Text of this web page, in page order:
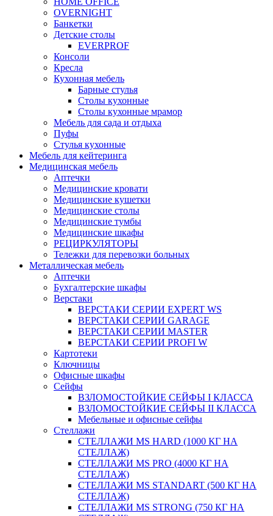
OVERNIGHT
Банкетки
Детские столы
EVERPROF
Консоли
Кресла
Кухонная мебель
Барные стулья
Столы кухонные
Столы кухонные мрамор
Мебель для сада и отдыха
Пуфы
Стулья кухонные
Мебель для кейтеринга
Медицинская мебель
Аптечки
Медицинские кровати
Медицинские кушетки
Медицинские столы
Медицинские тумбы
Медицинские шкафы
РЕЦИРКУЛЯТОРЫ
Тележки для перевозки больных
Металлическая мебель
Аптечки
Бухгалтерские шкафы
Верстаки
ВЕРСТАКИ СЕРИИ EXPERT WS
ВЕРСТАКИ СЕРИИ GARAGE
ВЕРСТАКИ СЕРИИ MASTER
ВЕРСТАКИ СЕРИИ PROFI W
Картотеки
Ключницы
Офисные шкафы
Сейфы
ВЗЛОМОСТОЙКИЕ СЕЙФЫ I КЛАССА
ВЗЛОМОСТОЙКИЕ СЕЙФЫ II КЛАССА
Мебельные и офисные сейфы
Стеллажи
СТЕЛЛАЖИ MS HARD (1000 КГ НА
СТЕЛЛАЖ)
СТЕЛЛАЖИ MS PRO (4000 КГ НА
СТЕЛЛАЖ)
СТЕЛЛАЖИ MS STANDART (500 КГ НА
СТЕЛЛАЖ)
СТЕЛЛАЖИ MS STRONG (750 КГ НА